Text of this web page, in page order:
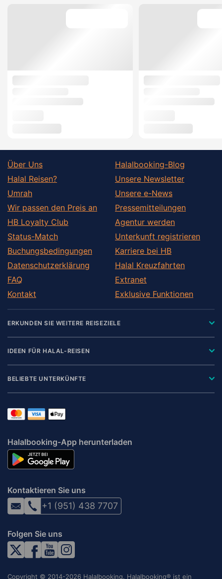
Über Uns
Halal Reisen?
Umrah
Wir passen den Preis an
HB Loyalty Club
Status-Match
Buchungsbedingungen
Datenschutzerklärung
FAQ
Kontakt
Halalbooking-Blog
Unsere Newsletter
Unsere e-News
Pressemitteilungen
Agentur werden
Unterkunft registrieren
Karriere bei HB
Halal Kreuzfahrten
Extranet
Exklusive Funktionen
ERKUNDEN SIE WEITERE REISEZIELE
IDEEN FÜR HALAL-REISEN
BELIEBTE UNTERKÜNFTE
Halalbooking-App herunterladen
Kontaktieren Sie uns
+1 (951) 438 7707
Folgen Sie uns
Copyright © 2014-2026 Halalbooking. Halalbooking® ist ein